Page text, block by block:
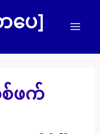
ပေ]
စ်ဖက်